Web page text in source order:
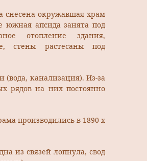
снесена окружавшая храм
южная апсида занята под
отопление здания,
стены растесаны под
(вода, канализация). Из-за
рядов на них постоянно
производились в 1890-х
из связей лопнула, свод